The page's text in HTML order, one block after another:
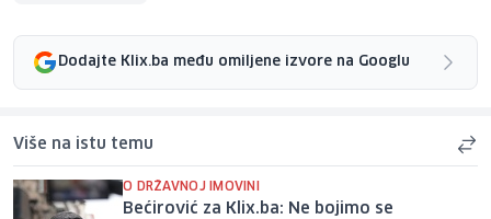
Dodajte Klix.ba među omiljene izvore na Googlu
Više na istu temu
O DRŽAVNOJ IMOVINI
Bećirović za Klix.ba: Ne bojimo se